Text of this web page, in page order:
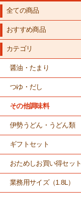
全ての商品
おすすめ商品
カテゴリ
醤油・たまり
つゆ・だし
その他調味料
伊勢うどん・うどん類
ギフトセット
おためしお買い得セット
業務用サイズ（1.8L）